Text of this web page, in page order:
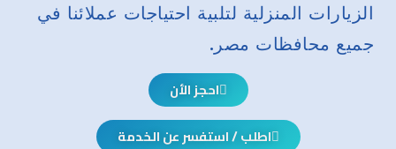
الزيارات المنزلية لتلبية احتياجات عملائنا في
جميع محافظات مصر.
احجز الأن
اطلب / استفسر عن الخدمة